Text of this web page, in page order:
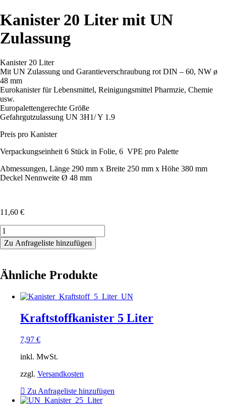
Kanister 20 Liter mit UN
Zulassung
Kanister 20 Liter
Mit UN Zulassung und Garantieverschraubung rot DIN – 60, NW ø
48 mm
Eurokanister für Lebensmittel, Reinigungsmittel Pharmzie, Chemie
usw.
Europalettengerechte Größe
Gefahrgutzulassung UN 3H1/ Y 1.9
Preis pro Kanister
Verpackungseinheit 6 Stück in Folie, 6 VPE pro Palette
Abmessungen, Länge 290 mm x Breite 250 mm x Höhe 380 mm
Deckel Nennweite Ø 48 mm
11,60 €
Kanister
20
Liter
Zulassung
Zu Anfrageliste hinzufügen
Ähnliche Produkte
Kraftstoffkanister 5 Liter
7,97 €
inkl. MwSt.
zzgl. Versandkosten
Zu Anfrageliste hinzufügen